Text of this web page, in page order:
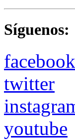
Síguenos:
facebook
twitter
youtube